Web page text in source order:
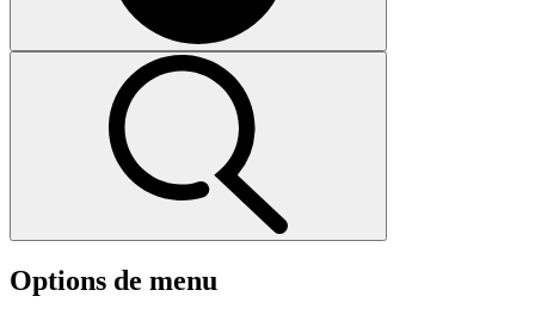
Options de menu